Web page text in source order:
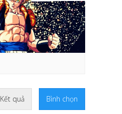
Kết quả Bình chọn